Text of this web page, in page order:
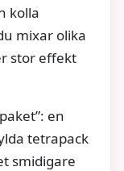
kolla
mixar olika
stor effekt
en
tetrapack
smidigare